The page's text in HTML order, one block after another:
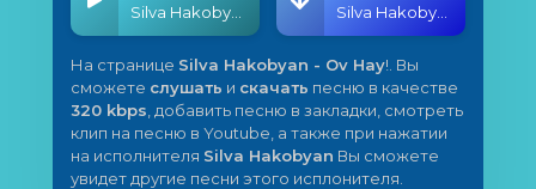
Silva Hakobyan - Ov Hay
На странице Silva Hakobyan - Ov Hay!. Вы
сможете слушать и скачать песню в качестве
320 kbps , добавить песню в закладки, смотреть
клип на песню в Youtube, а также при нажатии
на исполнителя Silva Hakobyan Вы сможете
увидет другие песни этого исплонителя.